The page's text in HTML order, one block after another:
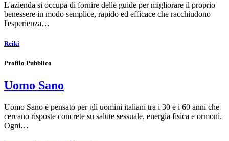
L'azienda si occupa di fornire delle guide per migliorare il proprio
benessere in modo semplice, rapido ed efficace che racchiudono
l'esperienza…
Reiki
Profilo Pubblico
Uomo Sano
Uomo Sano è pensato per gli uomini italiani tra i 30 e i 60 anni che
cercano risposte concrete su salute sessuale, energia fisica e ormoni.
Ogni…